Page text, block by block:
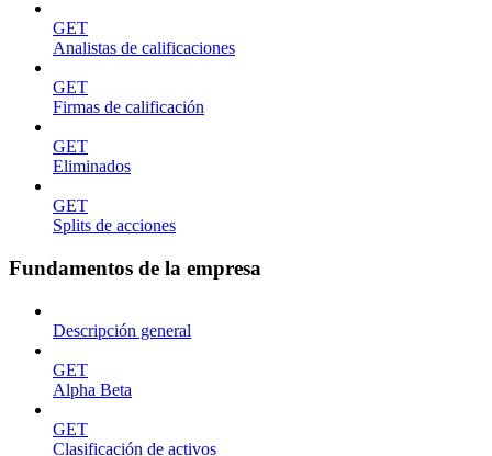
GET
Analistas de calificaciones
GET
Firmas de calificación
GET
Eliminados
GET
Splits de acciones
Fundamentos de la empresa
Descripción general
GET
Alpha Beta
GET
Clasificación de activos